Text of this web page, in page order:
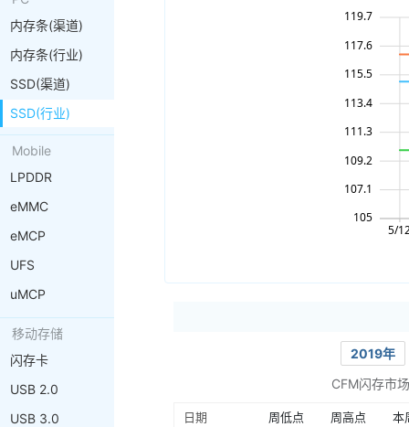
内存条(渠道)
内存条(行业)
SSD(渠道)
SSD(行业)
Mobile
LPDDR
eMMC
eMCP
UFS
uMCP
移动存储
闪存卡
USB 2.0
USB 3.0
2019年
CFM闪存市
日期 周低点 周高点 本